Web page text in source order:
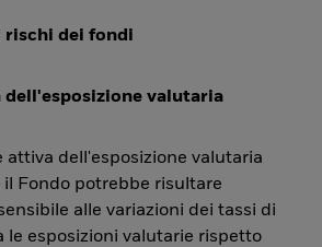
rischi dei fondi
dell'esposizione valutaria
attiva dell'esposizione valutaria
Fondo potrebbe risultare
alle variazioni dei tassi di
le esposizioni valutarie rispetto